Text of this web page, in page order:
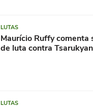
LUTAS
Maurício Ruffy comenta
de luta contra Tsarukyan
LUTAS